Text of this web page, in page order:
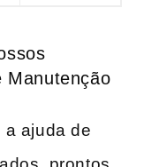
Manutenção
a ajuda de